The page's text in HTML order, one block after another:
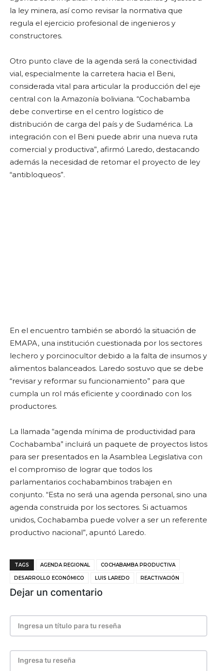
la ley minera, así como revisar la normativa que
regula el ejercicio profesional de ingenieros y
constructores.
Otro punto clave de la agenda será la conectividad
vial, especialmente la carretera hacia el Beni,
considerada vital para articular la producción del eje
central con la Amazonía boliviana. “Cochabamba
debe convertirse en el centro logístico de
distribución de carga del país y de Sudamérica. La
integración con el Beni puede abrir una nueva ruta
comercial y productiva”, afirmó Laredo, destacando
además la necesidad de retomar el proyecto de ley
“antibloqueos”.
En el encuentro también se abordó la situación de
EMAPA, una institución cuestionada por los sectores
lechero y porcinocultor debido a la falta de insumos y
alimentos balanceados. Laredo sostuvo que se debe
“revisar y reformar su funcionamiento” para que
cumpla un rol más eficiente y coordinado con los
productores.
La llamada “agenda mínima de productividad para
Cochabamba” incluirá un paquete de proyectos listos
para ser presentados en la Asamblea Legislativa con
el compromiso de lograr que todos los
parlamentarios cochabambinos trabajen en
conjunto. “Esta no será una agenda personal, sino una
agenda construida por los sectores. Si actuamos
unidos, Cochabamba puede volver a ser un referente
productivo nacional”, apuntó Laredo.
TAGS AGENDA REGIONAL COCHABAMBA PRODUCTIVA
DESARROLLO ECONÓMICO LUIS LAREDO REACTIVACIÓN
Dejar un comentario